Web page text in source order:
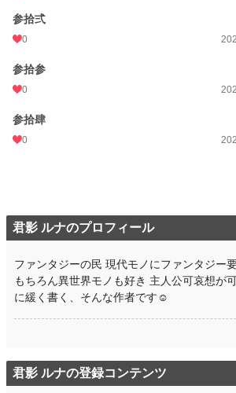
参拾弍
0
参拾参
0
参拾肆
0
君影 ルナのプロフィール
ファンタジーの民 現代モノにファンタジー
もちろん異世界モノも好き 主人公可哀想が
に緩く書く、そんな作者です☺️
君影 ルナの登録コンテンツ